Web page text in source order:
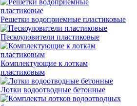
Решетки водоприемные пластиковые
Пескоуловители пластиковые
Комплектующие к лоткам
пластиковым
Лотки водоотводные бетонные